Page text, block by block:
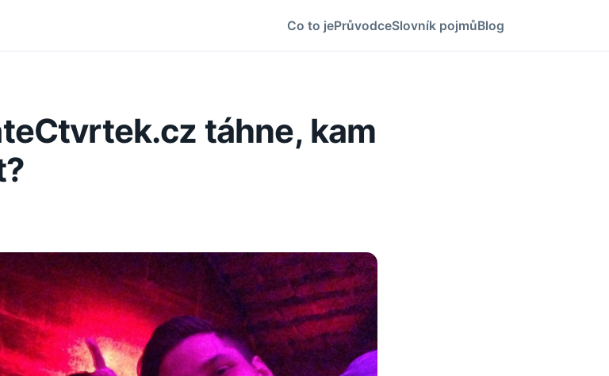
Co to jePrůvodceSlovník pojmůBlog
táhne, kam